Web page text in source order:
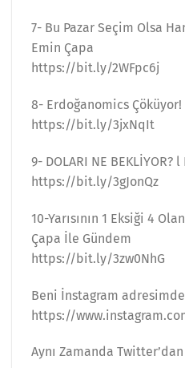
7- Bu Pazar Seçim Olsa
Emin Çapa
https://bit.ly/2WFpc6j
8- Erdoğanomics
https://bit.ly/3jxNqIt
9- DOLARI NE BEKLİYOR?
https://bit.ly/3gJonQz
10-Yarısının 1 Eksiği 4
Çapa İle Gündem
https://bit.ly/3zw0NhG
Beni İnstagram
https://
Aynı Zamanda